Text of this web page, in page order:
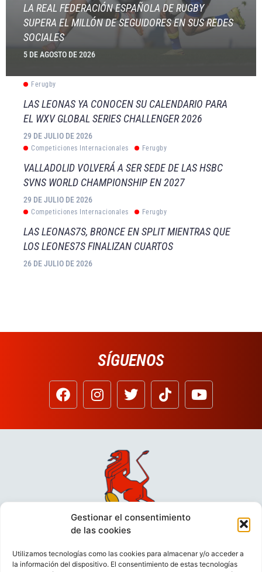
Gestionar el consentimiento
de las cookies
Utilizamos tecnologías como las cookies para almacenar y/o acceder a
la información del dispositivo. El consentimiento de estas tecnologías
LA REAL FEDERACIÓN ESPAÑOLA DE RUGBY
SUPERA EL MILLÓN DE SEGUIDORES EN SUS REDES
SOCIALES
5 DE AGOSTO DE 2026
Ferugby
LAS LEONAS YA CONOCEN SU CALENDARIO PARA
EL WXV GLOBAL SERIES CHALLENGER 2026
29 DE JULIO DE 2026
Competiciones Internacionales Ferugby
VALLADOLID VOLVERÁ A SER SEDE DE LAS HSBC
SVNS WORLD CHAMPIONSHIP EN 2027
29 DE JULIO DE 2026
Competiciones Internacionales Ferugby
LAS LEONAS7S, BRONCE EN SPLIT MIENTRAS QUE
LOS LEONES7S FINALIZAN CUARTOS
26 DE JULIO DE 2026
SÍGUENOS